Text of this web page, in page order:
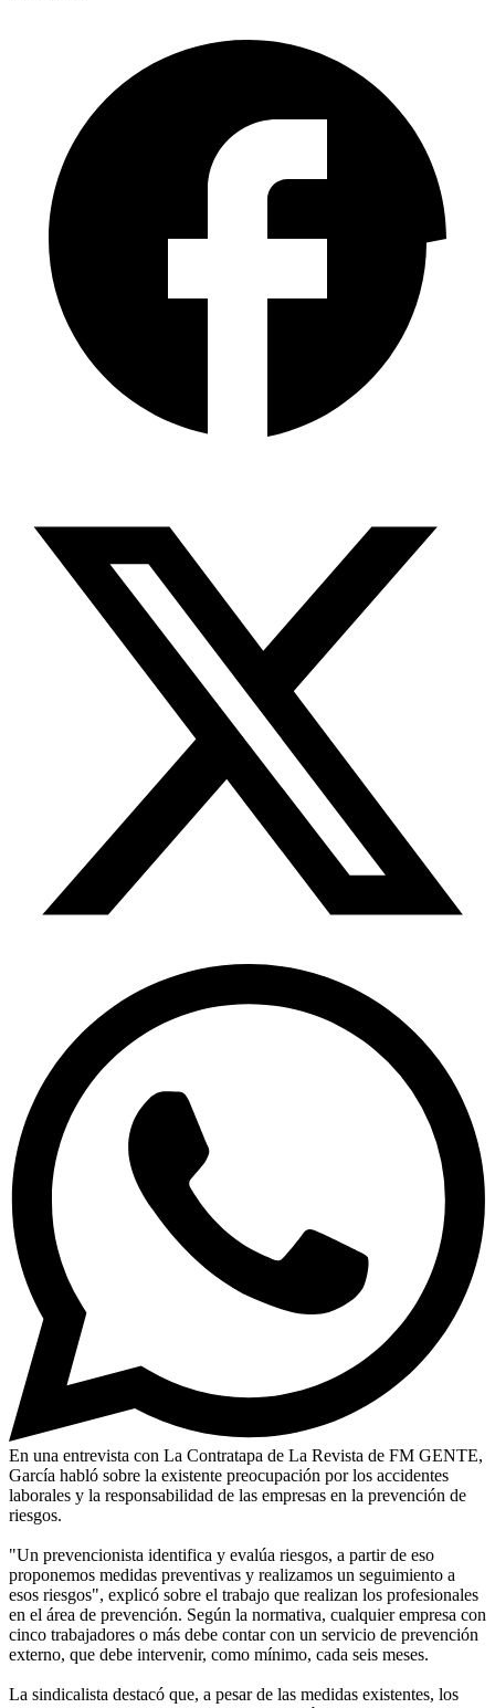
En una entrevista con La Contratapa de La Revista de FM GENTE,
García habló sobre la existente preocupación por los accidentes
laborales y la responsabilidad de las empresas en la prevención de
riesgos.
"Un prevencionista identifica y evalúa riesgos, a partir de eso
proponemos medidas preventivas y realizamos un seguimiento a
esos riesgos", explicó sobre el trabajo que realizan los profesionales
en el área de prevención. Según la normativa, cualquier empresa con
cinco trabajadores o más debe contar con un servicio de prevención
externo, que debe intervenir, como mínimo, cada seis meses.
La sindicalista destacó que, a pesar de las medidas existentes, los